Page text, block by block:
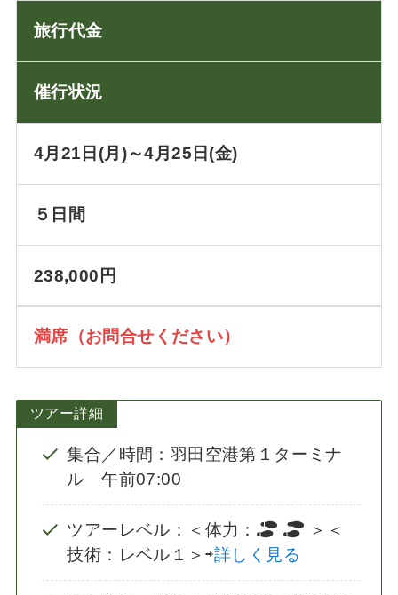
旅行代金
催行状況
4月21日(月)～4月25日(金)
５日間
238,000円
満席（お問合せください）
ツアー詳細
集合／時間：羽田空港第１ターミナ
ル 午前07:00
ツアーレベル：＜体力：
＞＜
技術：レベル１＞⇨詳しく見る